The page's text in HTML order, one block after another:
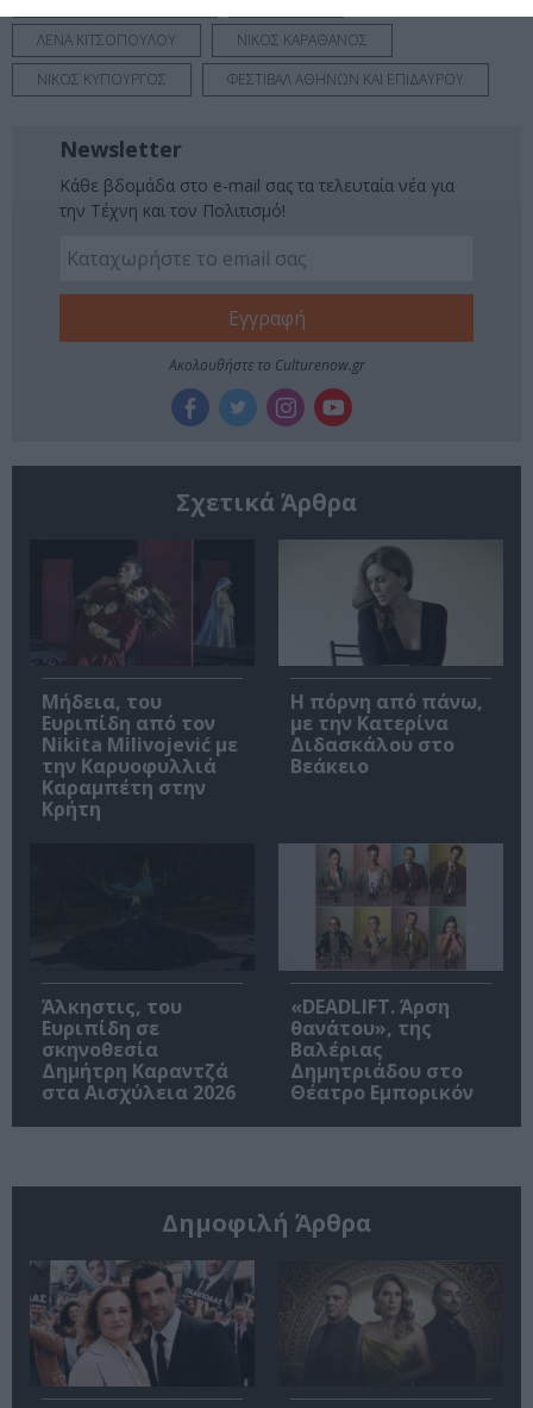
ΛΕΝΑ ΚΙΤΣΟΠΟΥΛΟΥ
ΝΙΚΟΣ ΚΑΡΑΘΑΝΟΣ
ΝΙΚΟΣ ΚΥΠΟΥΡΓΟΣ
ΦΕΣΤΙΒΑΛ ΑΘΗΝΩΝ ΚΑΙ ΕΠΙΔΑΥΡΟΥ
Newsletter
Κάθε βδομάδα στο e-mail σας τα τελευταία νέα για
την Τέχνη και τον Πολιτισμό!
Ακολουθήστε το Culturenow.gr
Σχετικά Άρθρα
Μήδεια, του
Ευριπίδη από τον
Nikita Milivojević με
την Καρυοφυλλιά
Καραμπέτη στην
Κρήτη
Η πόρνη από πάνω,
με την Κατερίνα
Διδασκάλου στο
Βεάκειο
Άλκηστις, του
Ευριπίδη σε
σκηνοθεσία
Δημήτρη Καραντζά
στα Αισχύλεια 2026
«DEADLIFT. Άρση
θανάτου», της
Βαλέριας
Δημητριάδου στο
Θέατρο Εμπορικόν
Δημοφιλή Άρθρα